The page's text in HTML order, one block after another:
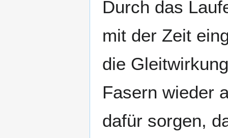
Durch das
mit der Zeit
die
Fasern wieder
dafür sorgen,